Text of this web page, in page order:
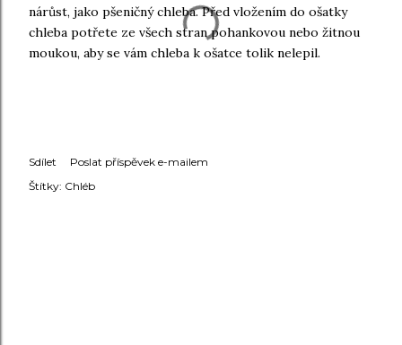
nárůst, jako pšeničný chleba. Před vložením do ošatky
chleba potřete ze všech stran pohankovou nebo žitnou
moukou, aby se vám chleba k ošatce tolik nelepil.
Sdílet
Poslat příspěvek e-mailem
Štítky: Chléb